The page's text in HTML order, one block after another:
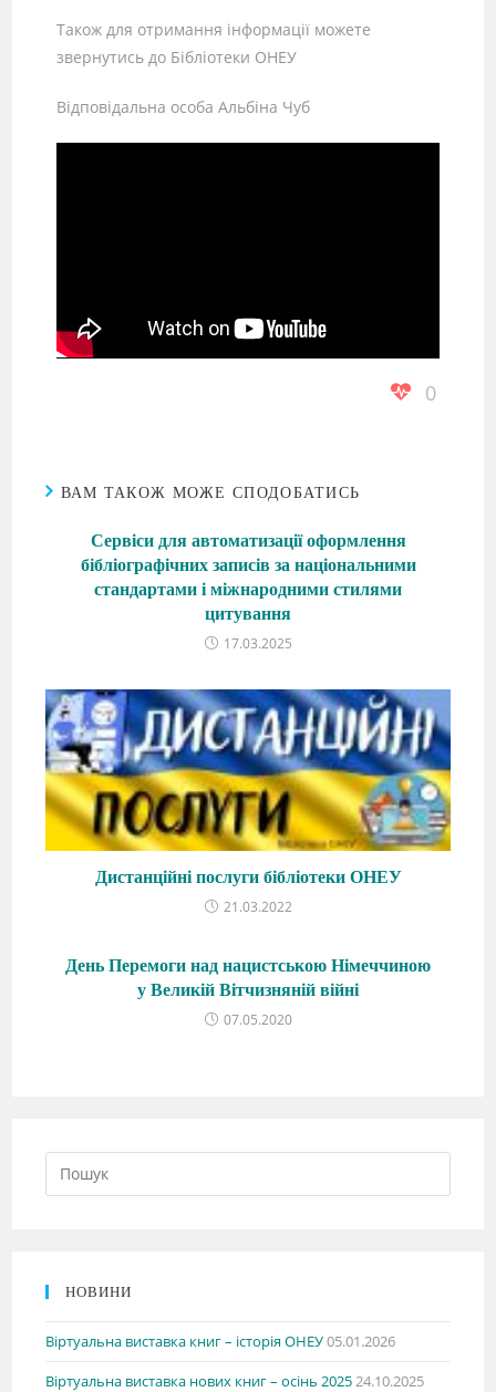
Також для отримання інформації можете
звернутись до Бібліотеки ОНЕУ
Відповідальна особа Альбіна Чуб
0
ВАМ ТАКОЖ МОЖЕ СПОДОБАТИСЬ
Сервіси для автоматизації оформлення
бібліографічних записів за національними
стандартами і міжнародними стилями
цитування
17.03.2025
Дистанційні послуги бібліотеки ОНЕУ
21.03.2022
День Перемоги над нацистською Німеччиною
у Великій Вітчизняній війні
07.05.2020
НОВИНИ
Віртуальна виставка книг – історія ОНЕУ05.01.2026
Віртуальна виставка нових книг – осінь 202524.10.2025